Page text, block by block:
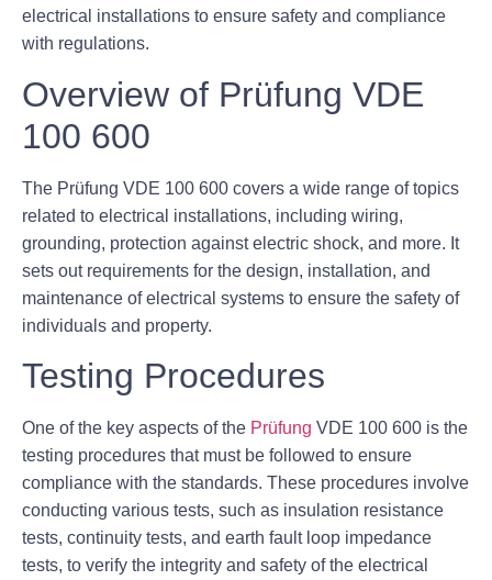
electrical installations to ensure safety and compliance
with regulations.
Overview of Prüfung VDE
100 600
The Prüfung VDE 100 600 covers a wide range of topics
related to electrical installations, including wiring,
grounding, protection against electric shock, and more. It
sets out requirements for the design, installation, and
maintenance of electrical systems to ensure the safety of
individuals and property.
Testing Procedures
One of the key aspects of the Prüfung VDE 100 600 is the
testing procedures that must be followed to ensure
compliance with the standards. These procedures involve
conducting various tests, such as insulation resistance
tests, continuity tests, and earth fault loop impedance
tests, to verify the integrity and safety of the electrical